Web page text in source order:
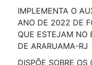
IMPLEMENTA O
ANO DE 2022 DE
QUE ESTEJAM NO
DE ARARUAMA-RJ
DISPÕE SOBRE